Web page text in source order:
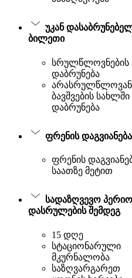
უკან
ბილეთი
სრულწლოვნების
დაბრუნება
ბავშვების სახლში
დაბრუნება
ფრენის დაგვიანება
ფრენის
საათზე მეტით
სადაზღვევო
დასრულების შემდეგ
15 დღე
სტაციონარული
მკურნალობა
საზღვარგარეთ